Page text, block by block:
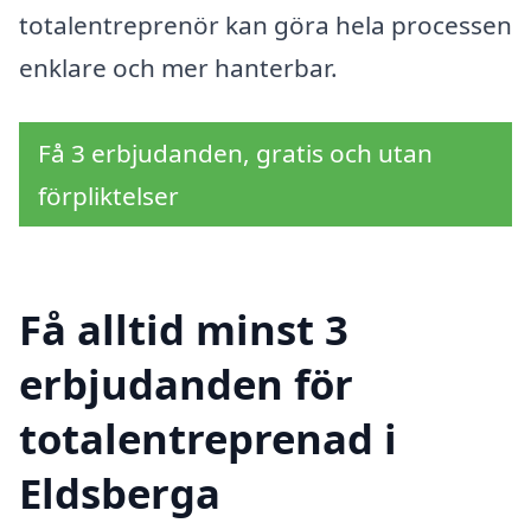
totalentreprenör kan göra hela processen
enklare och mer hanterbar.
Få 3 erbjudanden, gratis och utan
förpliktelser
Få alltid minst 3
erbjudanden för
totalentreprenad i
Eldsberga